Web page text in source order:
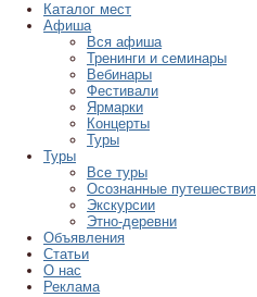
Каталог мест
Афиша
Вся афиша
Тренинги и семинары
Вебинары
Фестивали
Ярмарки
Концерты
Туры
Туры
Все туры
Осознанные путешествия
Экскурсии
Этно-деревни
Объявления
Статьи
О нас
Реклама